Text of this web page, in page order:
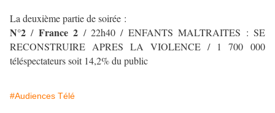
La deuxième partie de soirée :
N°2/ France 2 / 22h40 / ENFANTS MALTRAITES : SE
RECONSTRUIRE APRES LA VIOLENCE / 1 700 000
téléspectateurs soit 14,2% du public
#Audiences Télé